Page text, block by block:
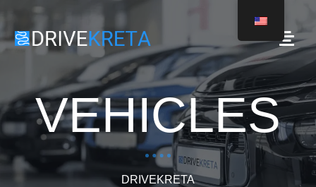
VEHICLES
DRIVEKRETA